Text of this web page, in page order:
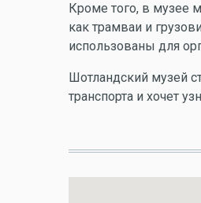
Кроме того, в музее
как трамваи и
использованы для
Шотландский музей
транспорта и хочет